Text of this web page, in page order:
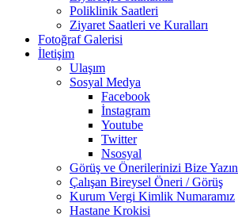
Poliklinik Saatleri
Ziyaret Saatleri ve Kuralları
Fotoğraf Galerisi
İletişim
Ulaşım
Sosyal Medya
Facebook
İnstagram
Youtube
Twitter
Nsosyal
Görüş ve Önerilerinizi Bize Yazın
Çalışan Bireysel Öneri / Görüş
Kurum Vergi Kimlik Numaramız
Hastane Krokisi